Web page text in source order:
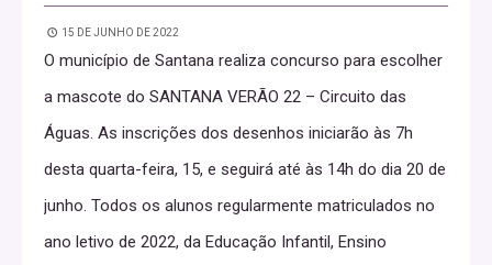
15 DE JUNHO DE 2022
O município de Santana realiza concurso para escolher
a mascote do SANTANA VERÃO 22 – Circuito das
Águas. As inscrições dos desenhos iniciarão às 7h
desta quarta-feira, 15, e seguirá até às 14h do dia 20 de
junho. Todos os alunos regularmente matriculados no
ano letivo de 2022, da Educação Infantil, Ensino